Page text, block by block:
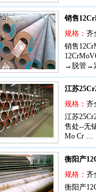
销售
规格： 齐
销售
→脱管→
江苏
规格： 齐
江苏
售处--无
Mo Cr …
衡阳产
规格： 齐
衡阳产